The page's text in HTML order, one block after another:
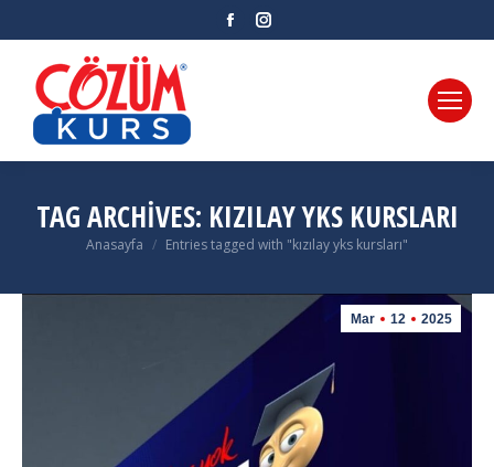
Facebook
TAG ARCHIVES: KIZILAY YKS KURSLARI
You are here:
Anasayfa Entries tagged with "kızılay yks kursları"
Mar 12 2025